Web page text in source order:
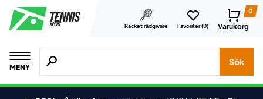
Racket rådgivare Favoriter (0)
0
Varukorg
MENY
Sök efter produkter, märken osv.
Sök